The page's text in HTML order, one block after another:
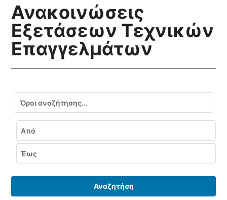
Ανακοινώσεις
Εξετάσεων Τεχνικών
Επαγγελμάτων
Αναζήτηση
Εύρος ημερομηνιών
Από
Έως
Αναζητήση